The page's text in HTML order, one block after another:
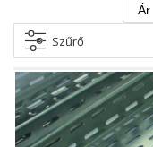
Szűrő